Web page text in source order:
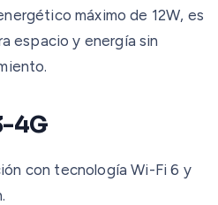
máximo de 12W, es
espacio y energía sin
4G
con tecnología Wi-Fi 6 y